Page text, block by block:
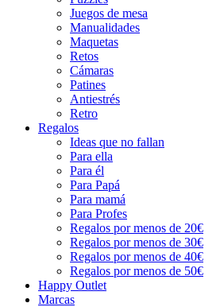
Juegos de mesa
Manualidades
Maquetas
Retos
Cámaras
Patines
Antiestrés
Retro
Regalos
Ideas que no fallan
Para ella
Para él
Para Papá
Para mamá
Para Profes
Regalos por menos de 20€
Regalos por menos de 30€
Regalos por menos de 40€
Regalos por menos de 50€
Happy Outlet
Marcas